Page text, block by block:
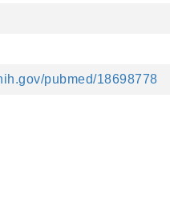
pubmed/18698778